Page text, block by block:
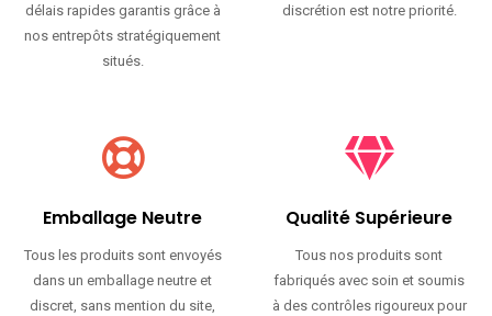
délais rapides garantis grâce à
nos entrepôts stratégiquement
situés.
discrétion est notre priorité.
Emballage Neutre
Tous les produits sont envoyés
dans un emballage neutre et
discret, sans mention du site,
Qualité Supérieure
Tous nos produits sont
fabriqués avec soin et soumis
à des contrôles rigoureux pour